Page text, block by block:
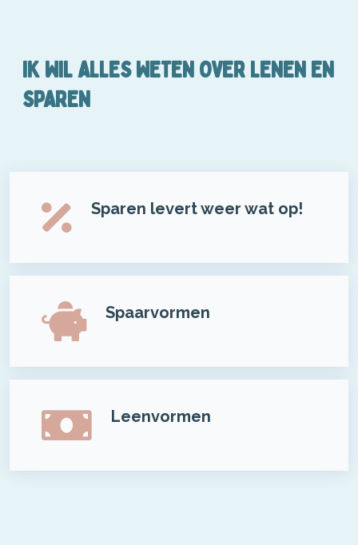
IK WIL ALLES WETEN OVER LENEN EN
SPAREN
Sparen levert weer wat op!
Spaarvormen
Leenvormen